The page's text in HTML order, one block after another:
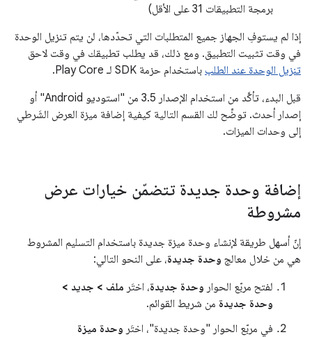
برمجة التطبيقات 31 على الأقل)
إذا لم يستوفِ الجهاز جميع المتطلبات التي تحدّدها، لن يتم تنزيل الوحدة
في وقت تثبيت التطبيق. ومع ذلك، قد يطلب تطبيقك في وقت لاحق
تنزيل الوحدة عند الطلب باستخدام حزمة SDK لـ Play Core.
قبل البدء، تأكَّد من استخدام الإصدار 3.5 من "استوديو Android" أو
إصدار أحدث. توضِّح لك القسم التالية كيفية إضافة ميزة العرض الشَرطي
إلى وحدات الميزات.
إضافة وحدة جديدة تتضمّن خيارات عرض
مشروطة
إنّ أسهل طريقة لإنشاء وحدة ميزة جديدة باستخدام التسليم المشروط
هي من خلال معالج وحدة جديدة، على النحو التالي:
لفتح مربّع الحوار وحدة جديدة، اختَر ملف > جديد >
وحدة جديدة من شريط القوائم.
في مربّع الحوار "وحدة جديدة"، اختَر وحدة ميزة